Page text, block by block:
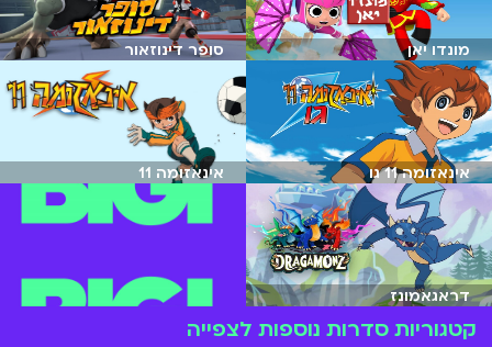
מונדו יאן סופר דינוזאור
אינאזומה 11 גו אינאזומה 11
דראגאמונז
קטגוריות סדרות נוספות לצפייה